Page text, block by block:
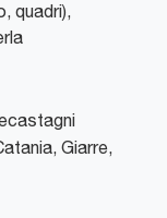
quadri),
Giarre,